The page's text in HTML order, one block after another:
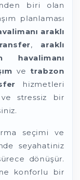
biri olan
planlaması
araklı
, araklı
havalimanı
vetrabzon
hizmetleri
stressiz bir
seçimi ve
seyahatiniz
dönüşür.
konforlu bir